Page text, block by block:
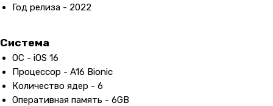
Год релиза - 2022
Система
ОС - iOS 16
Процессор - A16 Bionic
Количество ядер - 6
Оперативная память - 6GB